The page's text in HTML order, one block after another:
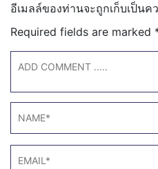
อีเมลล์ของท่านจะถูกเก็บเป็นค
Required fields are marked